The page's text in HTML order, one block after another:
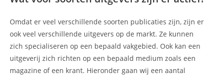
Omdat er veel verschillende soorten publicaties zijn, zijn er
ook veel verschillende uitgevers op de markt. Ze kunnen
zich specialiseren op een bepaald vakgebied. Ook kan een
uitgeverij zich richten op een bepaald medium zoals een
magazine of een krant. Hieronder gaan wij een aantal